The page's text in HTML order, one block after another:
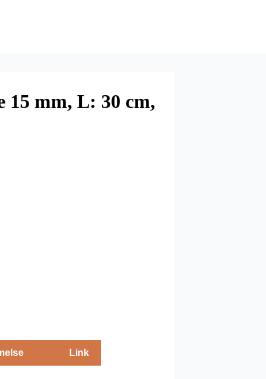
15 mm, L: 30 cm,
Link